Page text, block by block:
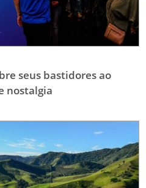
seus bastidores ao
nostalgia